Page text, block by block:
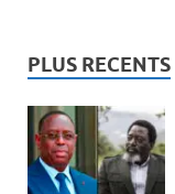
PLUS RECENTS